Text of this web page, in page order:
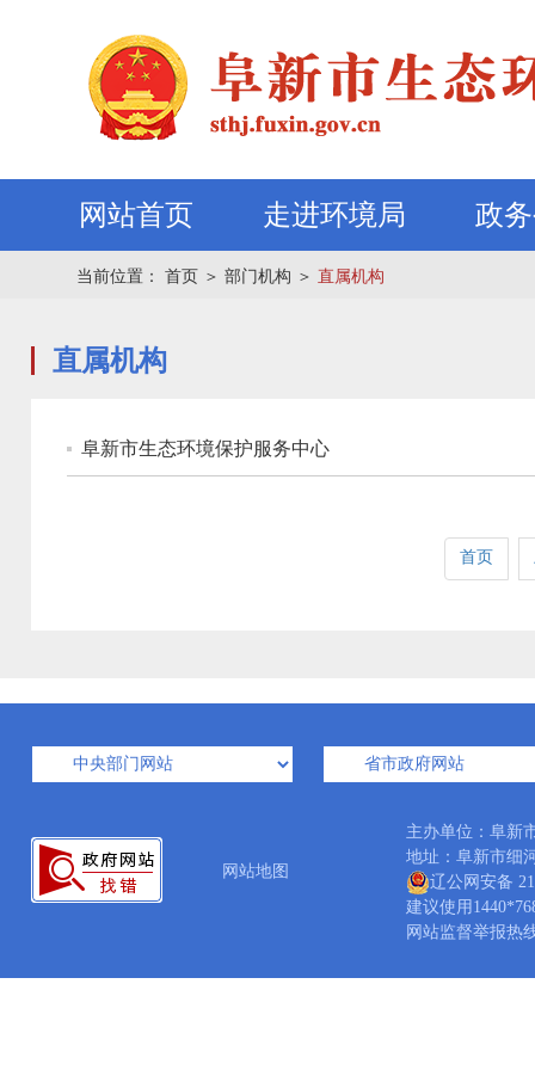
网站首页 走进环境局 政
当前位置： 首页 ＞ 部门机构 ＞ 直属机构
直属机构
阜新市生态环境保护服务中心
首页
网站地图
主办单位：阜
地址：阜新市
辽公网安备
建议使用
网站监督举报热